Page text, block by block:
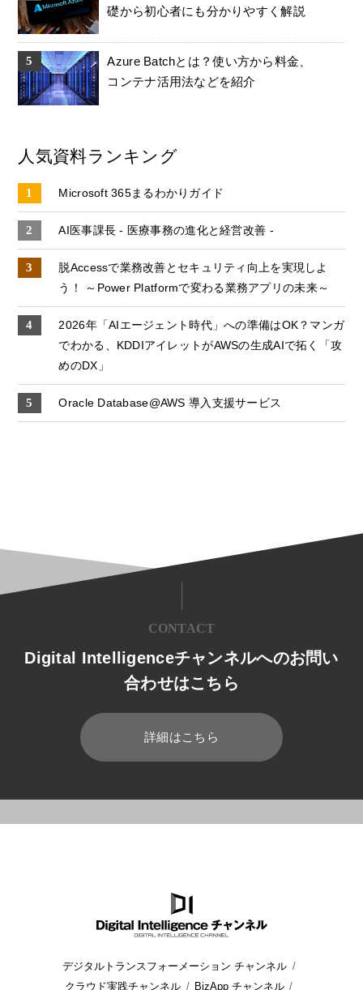
礎から初心者にも分かりやすく解説
Azure Batchとは？使い方から料金、
コンテナ活用法などを紹介
人気資料ランキング
Microsoft 365まるわかりガイド
AI医事課長 - 医療事務の進化と経営改善 -
脱Accessで業務改善とセキュリティ向上を実現しよ
う！ ～Power Platformで変わる業務アプリの未来～
2026年「AIエージェント時代」への準備はOK？マンガ
でわかる、KDDIアイレットがAWSの生成AIで拓く「攻
めのDX」
Oracle Database@AWS 導入支援サービス
CONTACT
Digital Intelligenceチャンネルへのお問い
合わせはこちら
詳細はこちら
デジタルトランスフォーメーション チャンネル
クラウド実践チャンネル
BizApp チャンネル